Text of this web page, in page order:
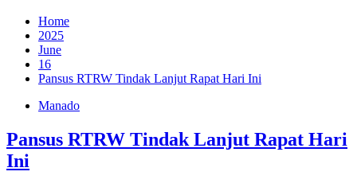
Home
2025
June
16
Pansus RTRW Tindak Lanjut Rapat Hari Ini
Manado
Pansus RTRW Tindak Lanjut Rapat Hari
Ini